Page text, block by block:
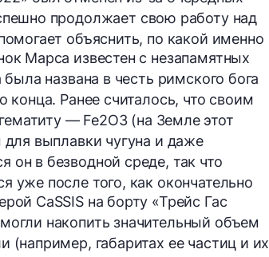
продолжает свою работу над
объяснить, по какой именно
Марса известен с незапамятных
названа в честь римского бога
Ранее считалось, что своим
гематиту — Fe2O3(на Земле этот
для выплавки чугуна и даже
в безводной среде, так что
уже после того, как окончательно
CaSSIS на борту «Трейс Гас
накопить значительный объем
(например, габаритах ее частиц и их